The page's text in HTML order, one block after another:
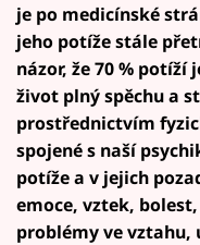
je po medicínské
jeho potíže stále
názor, že 70 % potíží
život plný spěchu a
prostřednictvím
spojené s naší
potíže a v jejich
emoce, vztek,
problémy ve vztahu,